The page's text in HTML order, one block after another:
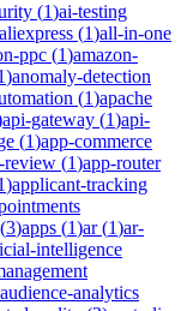
(1)ai-testing
aliexpress (1)all-in-one
ppc (1)amazon-
)anomaly-detection
(1)apache
api-gateway (1)api-
(1)app-commerce
review (1)app-router
)applicant-tracking
(3)apps (1)ar(1)ar-
intelligence
audience-analytics